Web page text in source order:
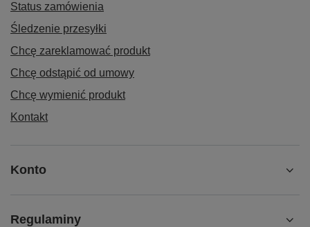
Status zamówienia
Śledzenie przesyłki
Chcę zareklamować produkt
Chcę odstąpić od umowy
Chcę wymienić produkt
Kontakt
Konto
Regulaminy